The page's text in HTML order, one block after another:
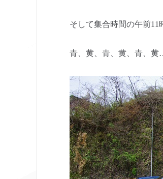
そして集合時間の午前11
青、黄、青、黄、青、黄